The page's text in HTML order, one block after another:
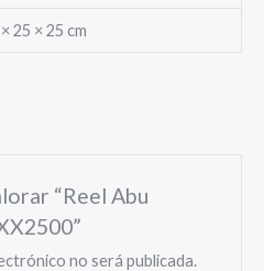
25 × 25 cm
“Reel Abu
no será publicada.